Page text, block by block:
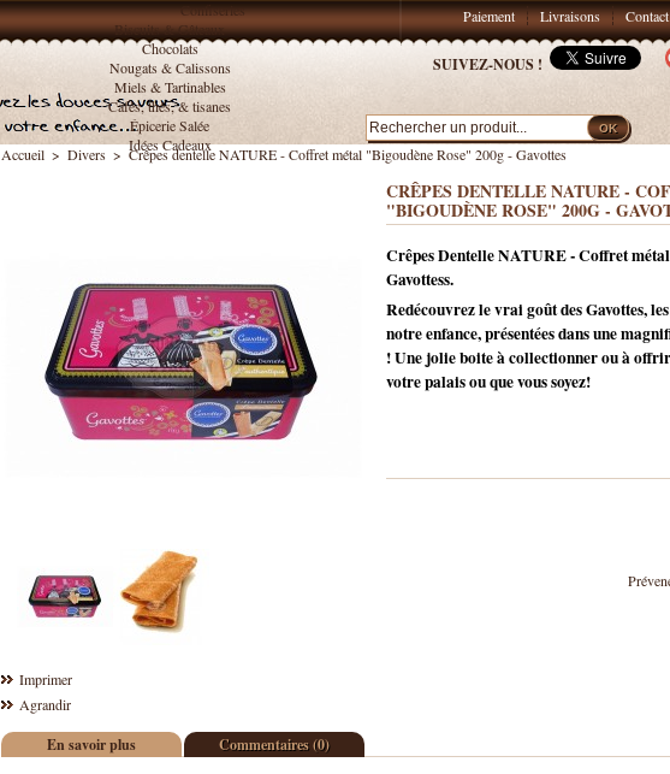
Paiement Livraisons Contact
SUIVEZ-NOUS !
Confiseries
Biscuits & Gâteaux
Chocolats
Nougats & Calissons
Miels & Tartinables
Cafés, thés, & tisanes
Épicerie Salée
Idées Cadeaux
Accueil > Divers > Crêpes dentelle NATURE - Coffret métal "Bigoudène Rose" 200g - Gavottes
Imprimer
Agrandir
CRÊPES DENTELLE NATURE -
"BIGOUDÈNE ROSE" 200G -
Crêpes Dentelle NATURE - Coffret
Gavottess.
Redécouvrez le vrai goût des Gavottes,
notre enfance, présentées dans une
! Une jolie boite à collectionner ou à
votre palais ou que vous soyez!
En savoir plus Commentaires (0)